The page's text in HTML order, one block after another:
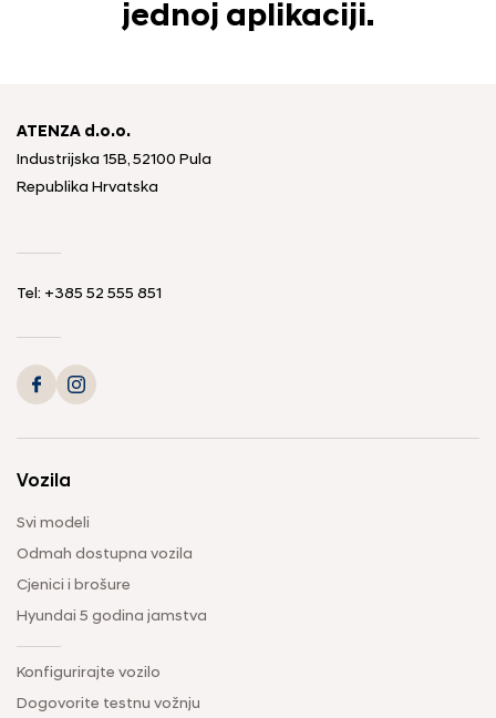
jednoj aplikaciji.
ATENZA d.o.o.
Industrijska 15B, 52100 Pula
Republika Hrvatska
Tel: +385 52 555 851
Vozila
Svi modeli
Odmah dostupna vozila
Cjenici i brošure
Hyundai 5 godina jamstva
Konfigurirajte vozilo
Dogovorite testnu vožnju